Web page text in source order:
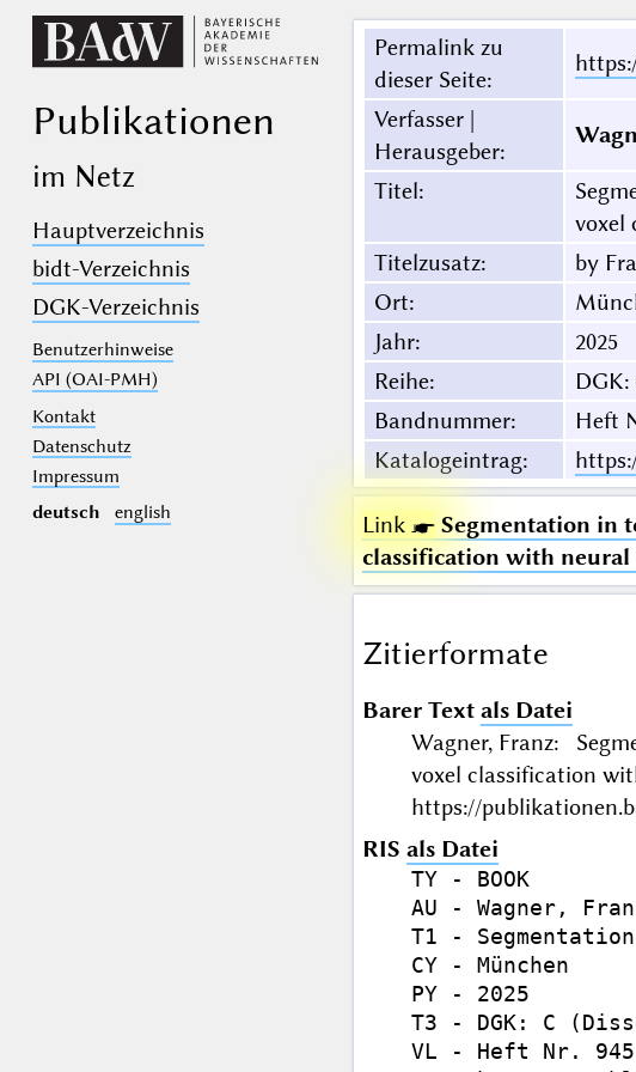
Publikationen
im Netz
Hauptverzeichnis
bidt-Verzeichnis
DGK-Verzeichnis
Benutzerhinweise
API (OAI-PMH)
Kontakt
Datenschutz
Impressum
deutsch
english
Permalink zu
dieser Seite:
Verfasser |
Herausgeber:
Titel:
voxel
Titelzusatz:
by
Ort:
Jahr:
2025
Reihe:
Bandnummer:
Heft
Katalogeintrag:
Link ☛ Segmentation in
classification with
Zitierformate
Barer Text als Datei
Wagner, Franz:
voxel classification
https://
RIS als Datei
TY - BOOK
AU - Wagner,
T1 -
CY - München
PY - 2025
T3 - DGK: C
VL - Heft Nr. 945